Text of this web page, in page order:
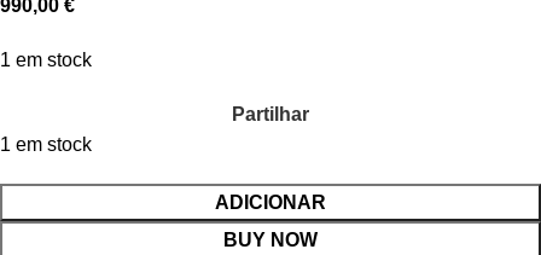
990,00 €
1 em stock
Partilhar
1 em stock
ADICIONAR
BUY NOW